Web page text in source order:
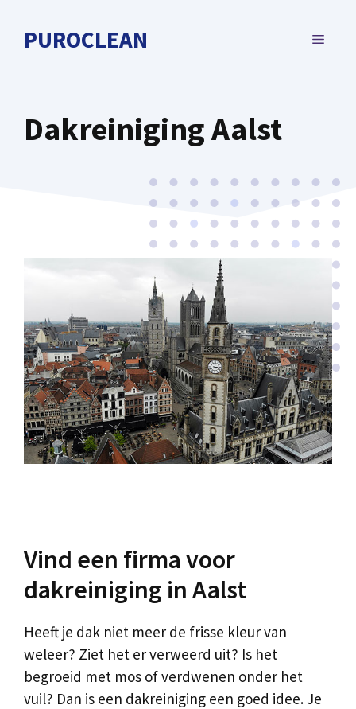
naarPUROCLEAN MENU
Dakreiniging Aalst
Vind een firma voor
dakreiniging in Aalst
Heeft je dak niet meer de frisse kleur van
weleer? Ziet het er verweerd uit? Is het
begroeid met mos of verdwenen onder het
vuil? Dan is een dakreiniging een goed idee. Je